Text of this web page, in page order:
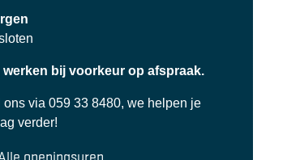
werken bij voorkeur op afspraak.
ons via 059 33 8480, we helpen je
verder!
openingsuren